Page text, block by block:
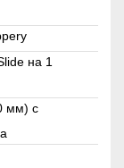
на 1
мм) с